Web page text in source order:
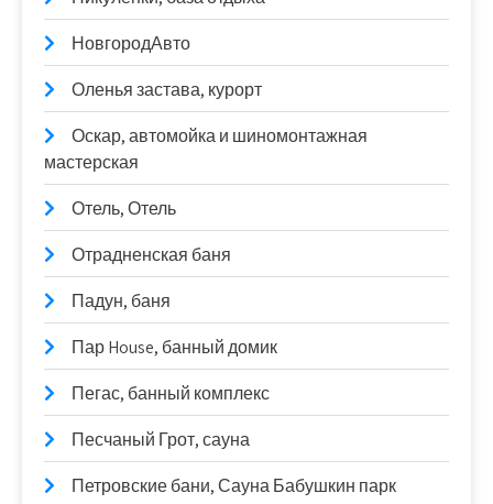
НовгородАвто
Оленья застава, курорт
Оскар, автомойка и шиномонтажная
мастерская
Отель, Отель
Отрадненская баня
Падун, баня
Пар House, банный домик
Пегас, банный комплекс
Песчаный Грот, сауна
Петровские бани, Сауна Бабушкин парк